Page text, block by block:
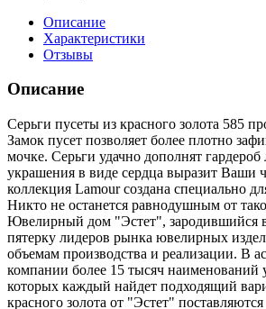
Описание
Характеристики
Отзывы
Описание
Серьги пусеты из красного золота 585
Замок пусет позволяет более плотно
мочке. Серьги удачно дополнят
украшения в виде сердца выразит Ваши
коллекция Lamour создана специально
Никто не останется равнодушным от
Ювелирный дом "Эстет", зародившийся в
пятерку лидеров рынка ювелирных
объемам производства и реализации. В
компании более 15 тысяч наименований
которых каждый найдет подходящий
красного золота от "Эстет"